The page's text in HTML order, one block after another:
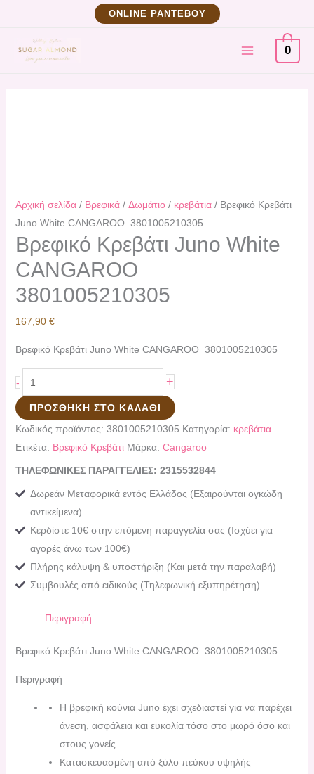
περιεχόμενο
ΟNLINE ΡΑΝΤΕΒΟΥ
MAIN
MENU
0
Αρχική σελίδα/ Βρεφικά/ Δωμάτιο/ κρεβάτια/ Βρεφικό Κρεβάτι
Juno White CANGAROO 3801005210305
Βρεφικό Κρεβάτι Juno White
CANGAROO
3801005210305
167,90 €
Βρεφικό Κρεβάτι Juno White CANGAROO 3801005210305
-
Juno
White
+
ΠΡΟΣΘΉΚΗ ΣΤΟ ΚΑΛΆΘΙ
Κωδικός προϊόντος: 3801005210305 Κατηγορία: κρεβάτια
Ετικέτα: Βρεφικό Κρεβάτι Μάρκα: Cangaroo
ΤΗΛΕΦΩΝΙΚΕΣ ΠΑΡΑΓΓΕΛΙΕΣ: 2315532844
Δωρεάν Μεταφορικά εντός Ελλάδος (Εξαιρούνται ογκώδη
αντικείμενα)
Κερδίστε 10€ στην επόμενη παραγγελία σας (Ισχύει για
αγορές άνω των 100€)
Πλήρης κάλυψη & υποστήριξη (Και μετά την παραλαβή)
Συμβουλές από ειδικούς (Τηλεφωνική εξυπηρέτηση)
Περιγραφή
Βρεφικό Κρεβάτι Juno White CANGAROO 3801005210305
Περιγραφή
Η βρεφική κούνια Juno έχει σχεδιαστεί για να παρέχει
άνεση, ασφάλεια και ευκολία τόσο στο μωρό όσο και
στους γονείς.
Κατασκευασμένη από ξύλο πεύκου υψηλής